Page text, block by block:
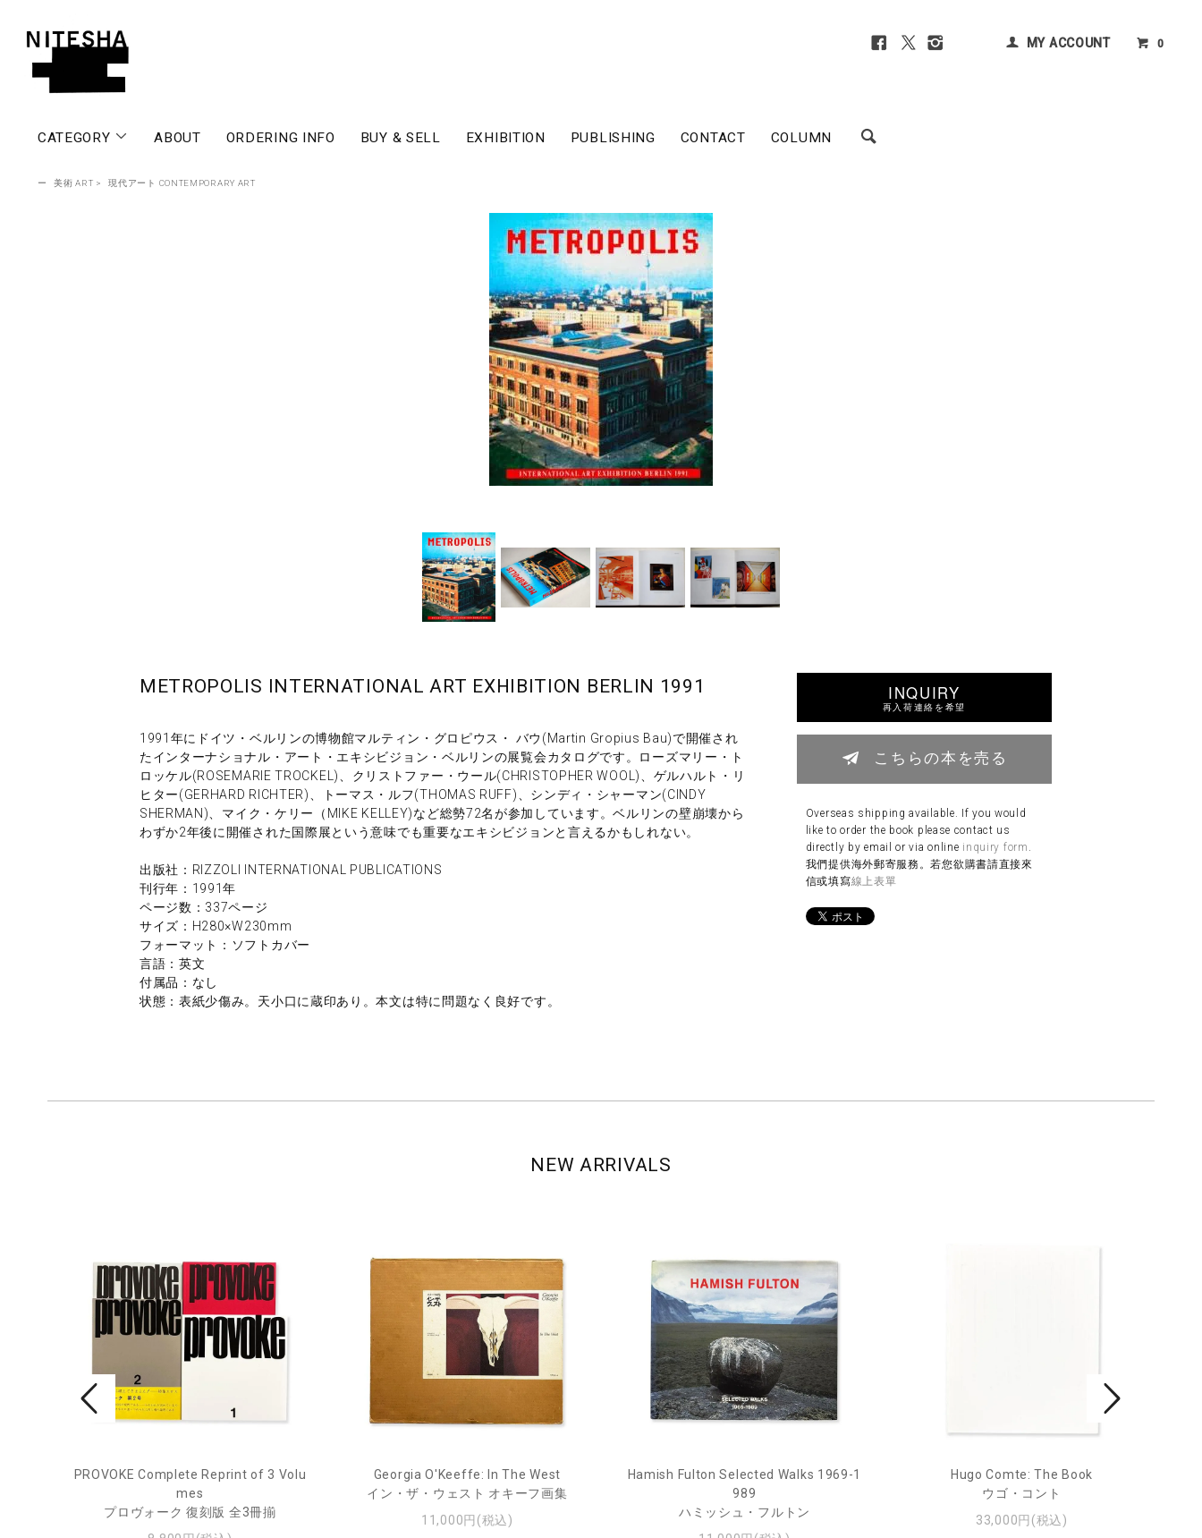
MY ACCOUNT 0
CATEGORY ABOUT ORDERING INFO BUY & SELL EXHIBITION PUBLISHING CONTACT COLUMN
ー 美術 ART > 現代アート CONTEMPORARY ART
METROPOLIS INTERNATIONAL ART EXHIBITION BERLIN 1991
1991年にドイツ・ベルリンの博物館マルティン・グロピウス・ バウ(Martin Gropius Bau)で開催され
たインターナショナル・アート・エキシビジョン・ベルリンの展覧会カタログです。ローズマリー・ト
ロッケル(ROSEMARIE TROCKEL)、クリストファー・ウール(CHRISTOPHER WOOL)、ゲルハルト・リ
ヒター(GERHARD RICHTER)、トーマス・ルフ(THOMAS RUFF)、シンディ・シャーマン(CINDY
SHERMAN)、マイク・ケリー（MIKE KELLEY)など総勢72名が参加しています。ベルリンの壁崩壊から
わずか2年後に開催された国際展という意味でも重要なエキシビジョンと言えるかもしれない。
出版社：RIZZOLI INTERNATIONAL PUBLICATIONS
刊行年：1991年
ページ数：337ページ
サイズ：H280×W230mm
フォーマット：ソフトカバー
言語：英文
付属品：なし
状態：表紙少傷み。天小口に蔵印あり。本文は特に問題なく良好です。
INQUIRY
再入荷連絡を希望
こちらの本を売る
Overseas shipping available. If you would
like to order the book please contact us
directly by email or via online inquiry form .
我們提供海外郵寄服務。若您欲購書請直接來
信或填寫線上表單
NEW ARRIVALS
PROVOKE Complete Reprint of 3 Volu
mes
プロヴォーク 復刻版 全3冊揃
Georgia O'Keeffe: In The West
イン・ザ・ウェスト オキーフ画集
11,000円(税込)
Hamish Fulton Selected Walks 1969-1
989
ハミッシュ・フルトン
Hugo Comte: The Book
ウゴ・コント
33,000円(税込)